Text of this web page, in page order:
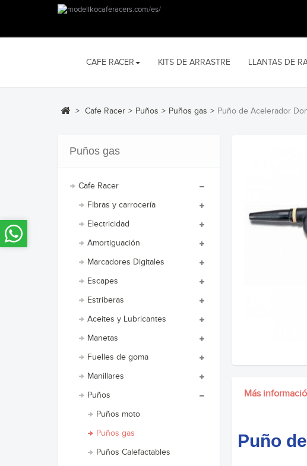
CAFE RACER KITS DE ARRASTRE LLANTAS DE
> Cafe Racer > Puños > Puños gas > Puño de Acelerador
Puños gas
Cafe Racer
Fibras y carrocería
Electricidad
Amortiguación
Marcadores Digitales
Escapes
Estriberas
Aceites y Lubricantes
Manetas
Fuelles de goma
Manillares
Puños
Puños moto
Puños gas
Puños Calefactables
Más
Puño